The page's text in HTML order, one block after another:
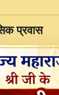
Ji
AAP BULAVE
At
Bhawan
Mata Rani
प्रवास